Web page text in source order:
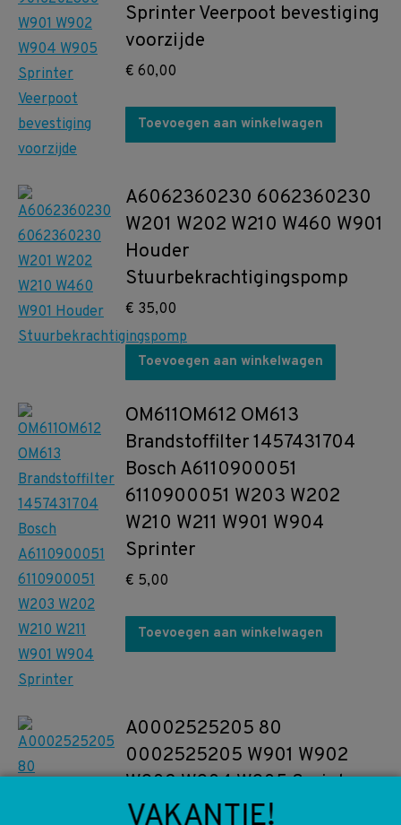
Sprinter Veerpoot bevestiging
voorzijde
€ 60,00
Toevoegen aan winkelwagen
A6062360230 6062360230
W201 W202 W210 W460 W901
Houder
Stuurbekrachtigingspomp
€ 35,00
Toevoegen aan winkelwagen
OM611OM612 OM613
Brandstoffilter 1457431704
Bosch A6110900051
6110900051 W203 W202
W210 W211 W901 W904
Sprinter
€ 5,00
Toevoegen aan winkelwagen
A0002525205 80
0002525205 W901 W902
W903 W904 W905 Sprinter
Koppelingsplaat